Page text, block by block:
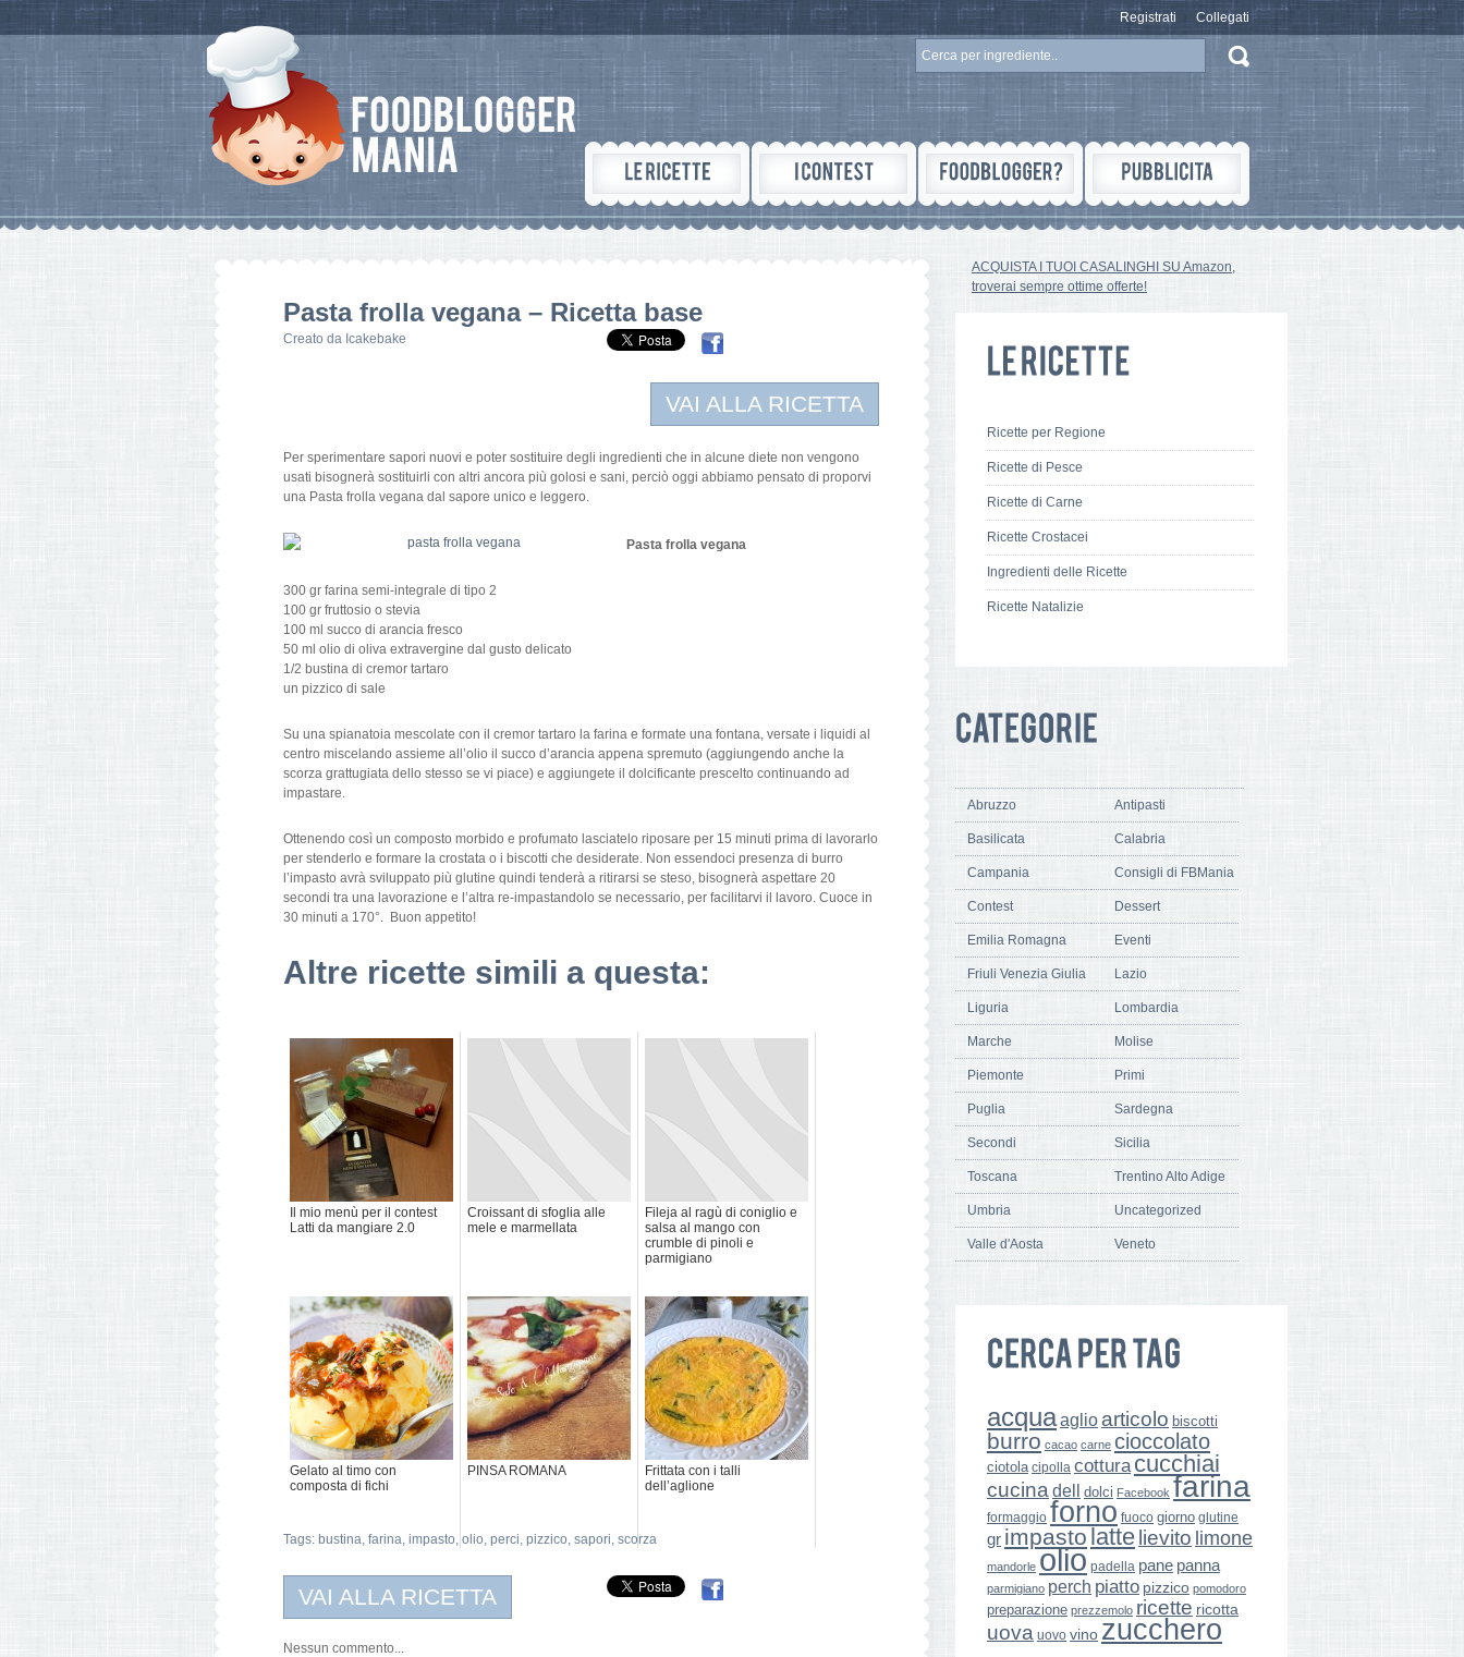
Registrati Collegati
Pasta frolla vegana – Ricetta base
Creato da Icakebake
VAI ALLA RICETTA
Per sperimentare sapori nuovi e poter sostituire degli ingredienti che in alcune diete non vengono
usati bisognerà sostituirli con altri ancora più golosi e sani, perciò oggi abbiamo pensato di proporvi
una Pasta frolla vegana dal sapore unico e leggero.
Pasta frolla vegana
300 gr farina semi-integrale di tipo 2
100 gr fruttosio o stevia
100 ml succo di arancia fresco
50 ml olio di oliva extravergine dal gusto delicato
1/2 bustina di cremor tartaro
un pizzico di sale
Su una spianatoia mescolate con il cremor tartaro la farina e formate una fontana, versate i liquidi al
centro miscelando assieme all’olio il succo d’arancia appena spremuto (aggiungendo anche la
scorza grattugiata dello stesso se vi piace) e aggiungete il dolcificante prescelto continuando ad
impastare.
Ottenendo così un composto morbido e profumato lasciatelo riposare per 15 minuti prima di lavorarlo
per stenderlo e formare la crostata o i biscotti che desiderate. Non essendoci presenza di burro
l’impasto avrà sviluppato più glutine quindi tenderà a ritirarsi se steso, bisognerà aspettare 20
secondi tra una lavorazione e l’altra re-impastandolo se necessario, per facilitarvi il lavoro. Cuoce in
30 minuti a 170°. Buon appetito!
Altre ricette simili a questa:
Il mio menù per il contest
Latti da mangiare 2.0
Croissant di sfoglia alle
mele e marmellata
Fileja al ragù di coniglio e
salsa al mango con
crumble di pinoli e
parmigiano
Gelato al timo con
composta di fichi
PINSA ROMANA
Frittata con i talli
dell’aglione
Tags: bustina, farina, impasto, olio, perci, pizzico, sapori, scorza
VAI ALLA RICETTA
Nessun commento...
ACQUISTA I TUOI CASALINGHI SU Amazon,
troverai sempre ottime offerte!
Ricette per Regione
Ricette di Pesce
Ricette di Carne
Ricette Crostacei
Ingredienti delle Ricette
Ricette Natalizie
Abruzzo Antipasti
Basilicata Calabria
Campania Consigli di FBMania
Contest Dessert
Emilia Romagna Eventi
Friuli Venezia Giulia Lazio
Liguria Lombardia
Marche Molise
Piemonte Primi
Puglia Sardegna
Secondi Sicilia
Toscana Trentino Alto Adige
Umbria Uncategorized
Valle d'Aosta Veneto
acquaaglio articolo biscotti
burro cacao carne cioccolato
ciotola cipolla cottura cucchiai
cucina dell dolci Facebook farina
formaggio forno fuoco giorno glutine
gr impasto latte lievito limone
mandorle olio padella pane panna
parmigiano perch piatto pizzico pomodoro
preparazione prezzemolo ricette ricotta
uova uovo vino zucchero